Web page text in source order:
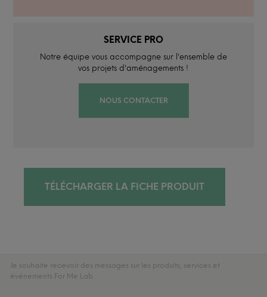
SERVICE PRO
Notre équipe vous accompagne sur l'ensemble de
vos projets d'aménagements !
NOUS CONTACTER
TÉLÉCHARGER LA FICHE PRODUIT
Je souhaite recevoir des messages sur les produits, services et
événements For Me Lab.